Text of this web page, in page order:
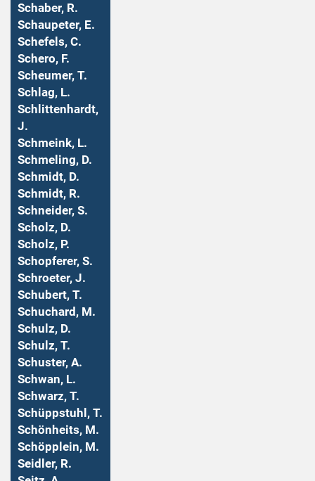
Schaber, R.
Schaupeter, E.
Schefels, C.
Schero, F.
Scheumer, T.
Schlag, L.
Schlittenhardt,
J.
Schmeink, L.
Schmeling, D.
Schmidt, D.
Schmidt, R.
Schneider, S.
Scholz, D.
Scholz, P.
Schopferer, S.
Schroeter, J.
Schubert, T.
Schuchard, M.
Schulz, D.
Schulz, T.
Schuster, A.
Schwan, L.
Schwarz, T.
Schüppstuhl, T.
Schönheits, M.
Schöpplein, M.
Seidler, R.